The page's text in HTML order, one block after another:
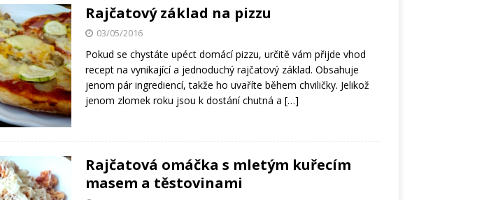
Rajčatový základ na pizzu
03/05/2016
Pokud se chystáte upéct domácí pizzu, určitě vám přijde vhod
recept na vynikající a jednoduchý rajčatový základ. Obsahuje
jenom pár ingrediencí, takže ho uvaříte během chviličky. Jelikož
jenom zlomek roku jsou k dostání chutná a […]
Rajčatová omáčka s mletým kuřecím
masem a těstovinami